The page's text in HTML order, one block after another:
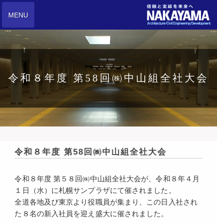
MENU
令和８年度 第58回㈱中山組全社大会
令和８年度 第58回㈱中山組全社大会
令和８年度 第５８回㈱中山組全社大会が、令和８年４月
１日（水）に札幌サンプラザにて催されました。
全道各地及び東京より役職員が集まり、この日入社され
た８名の新入社員を迎え盛大に催されました。